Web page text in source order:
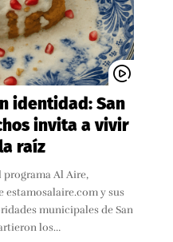
identidad: San
invita a vivir
raíz
programa Al Aire,
estamosalaire.com y sus
municipales de San
los…